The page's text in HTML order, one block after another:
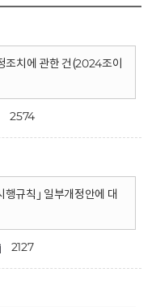
조치에 관한 건(2024조이
2574
행규칙｣ 일부개정안에 대
2127